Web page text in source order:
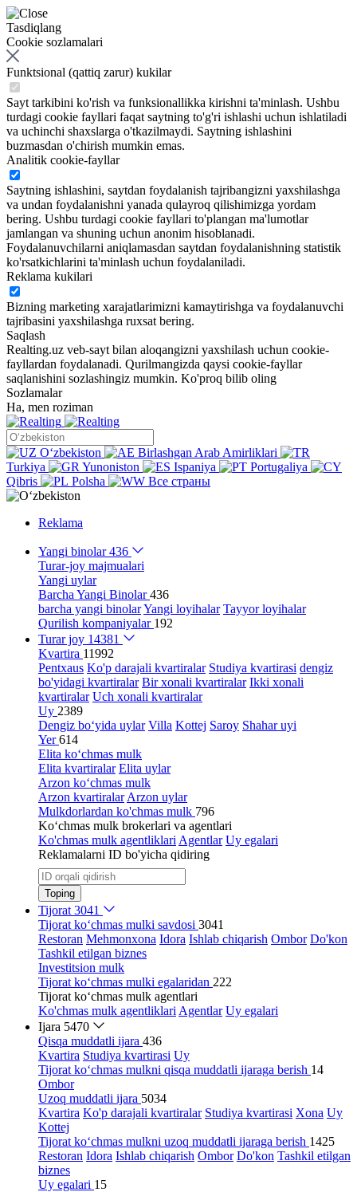
Tasdiqlang
Cookie sozlamalari
Funktsional (qattiq zarur) kukilar
Sayt tarkibini ko'rish va funksionallikka kirishni ta'minlash. Ushbu
turdagi cookie fayllari faqat saytning to'g'ri ishlashi uchun ishlatiladi
va uchinchi shaxslarga o'tkazilmaydi. Saytning ishlashini
buzmasdan o'chirish mumkin emas.
Analitik cookie-fayllar
Saytning ishlashini, saytdan foydalanish tajribangizni yaxshilashga
va undan foydalanishni yanada qulayroq qilishimizga yordam
bering. Ushbu turdagi cookie fayllari to'plangan ma'lumotlar
jamlangan va shuning uchun anonim hisoblanadi.
Foydalanuvchilarni aniqlamasdan saytdan foydalanishning statistik
ko'rsatkichlarini ta'minlash uchun foydalaniladi.
Reklama kukilari
Bizning marketing xarajatlarimizni kamaytirishga va foydalanuvchi
tajribasini yaxshilashga ruxsat bering.
Saqlash
Realting.uz veb-sayt bilan aloqangizni yaxshilash uchun cookie-
fayllardan foydalanadi. Qurilmangizda qaysi cookie-fayllar
saqlanishini sozlashingiz mumkin. Ko'proq bilib oling
Sozlamalar
Ha, men roziman
Oʻzbekiston
Birlashgan Arab Amirliklari
Turkiya
Yunoniston Ispaniya
Portugaliya
Qibris
Polsha Все страны
Reklama
Yangi binolar436
Turar-joy majmualari
Yangi uylar
Barcha Yangi Binolar436
barcha yangi binolarYangi loyihalar Tayyor loyihalar
Qurilish kompaniyalar 192
Turar joy 14381
Kvartira 11992
Pentxaus Ko'p darajali kvartiralar Studiya kvartirasi dengiz
bo'yidagi kvartiralar Bir xonali kvartiralar Ikki xonali
kvartiralar Uch xonali kvartiralar
Uy 2389
Dengiz bo‘yida uylar Villa Kottej Saroy Shahar uyi
Yer614
Elita ko‘chmas mulk
Elita kvartiralar Elita uylar
Arzon ko‘chmas mulk
Arzon kvartiralar Arzon uylar
Mulkdorlardan ko'chmas mulk 796
Ko‘chmas mulk brokerlari va agentlari
Ko'chmas mulk agentliklari Agentlar Uy egalari
Reklamalarni ID bo'yicha qidiring
Toping
Tijorat 3041
Tijorat ko‘chmas mulki savdosi 3041
Restoran Mehmonxona Idora Ishlab chiqarish Ombor Do'kon
Tashkil etilgan biznes
Investitsion mulk
Tijorat ko‘chmas mulki egalaridan 222
Tijorat ko‘chmas mulk agentlari
Ko'chmas mulk agentliklari Agentlar Uy egalari
Ijara 5470
Qisqa muddatli ijara 436
Kvartira Studiya kvartirasi Uy
Tijorat ko‘chmas mulkni qisqa muddatli ijaraga berish 14
Ombor
Uzoq muddatli ijara 5034
Kvartira Ko'p darajali kvartiralar Studiya kvartirasi Xona Uy
Kottej
Tijorat ko‘chmas mulkni uzoq muddatli ijaraga berish 1425
Restoran Idora Ishlab chiqarish Ombor Do'kon Tashkil etilgan
biznes
Uy egalari 15